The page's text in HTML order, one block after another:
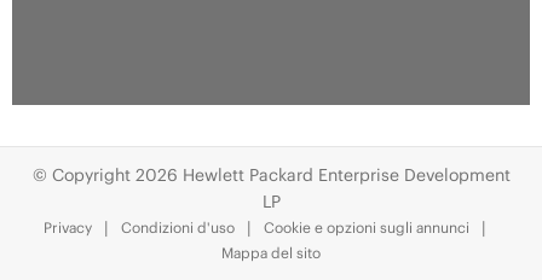
© Copyright 2026 Hewlett Packard Enterprise Development
LP
Privacy Condizioni d'uso
Cookie e opzioni sugli annunci
Mappa del sito